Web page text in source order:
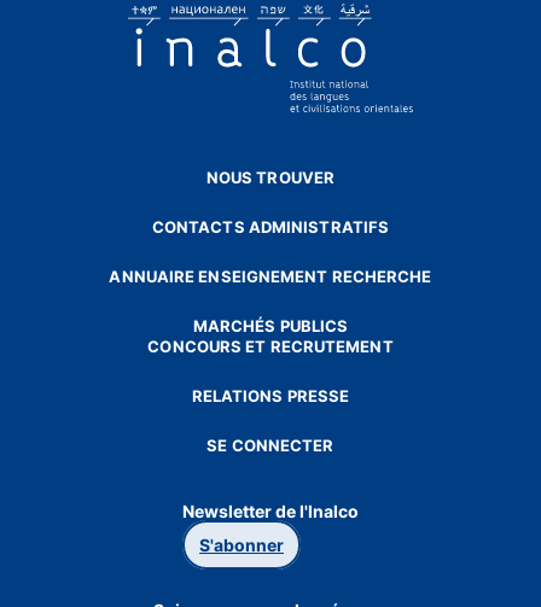
NOUS TROUVER
CONTACTS ADMINISTRATIFS
ANNUAIRE ENSEIGNEMENT RECHERCHE
MARCHÉS PUBLICS
CONCOURS ET RECRUTEMENT
RELATIONS PRESSE
SE CONNECTER
Newsletter de l'Inalco
S'abonner